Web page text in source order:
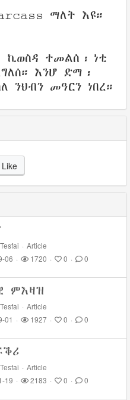
ማለት እዩ።
ተመልሰ፡ ነቲ
እንሆ ድማ፡
ንህብን መዓርን ነበረ።
Like
· Article
06 · 1720 · 0 · 0
ምእዛዝ
· Article
01 · 1927 · 0 · 0
· Article
19 · 2183 · 0 · 0